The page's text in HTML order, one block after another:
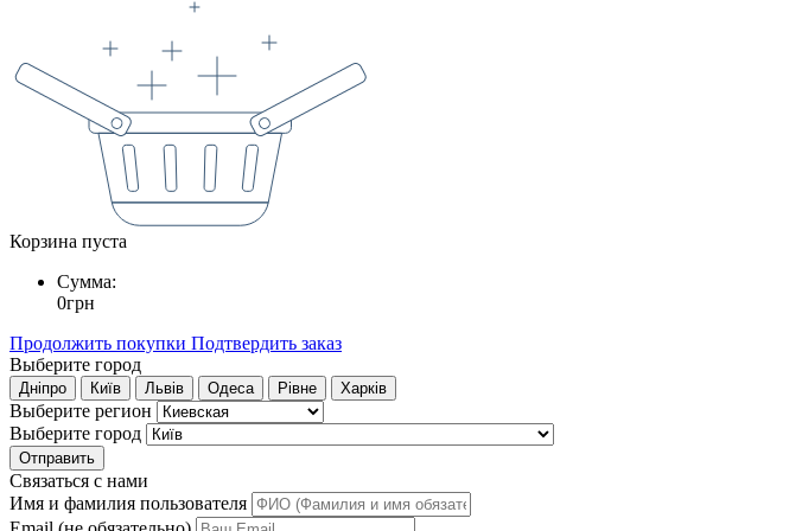
Корзина пуста
Сумма:
0грн
Продолжить покупки Подтвердить заказ
Выберите город
Дніпро Київ Львів Одеса Рівне Харків
Выберите регион
Выберите город
Отправить
Связаться с нами
Имя и фамилия пользователя